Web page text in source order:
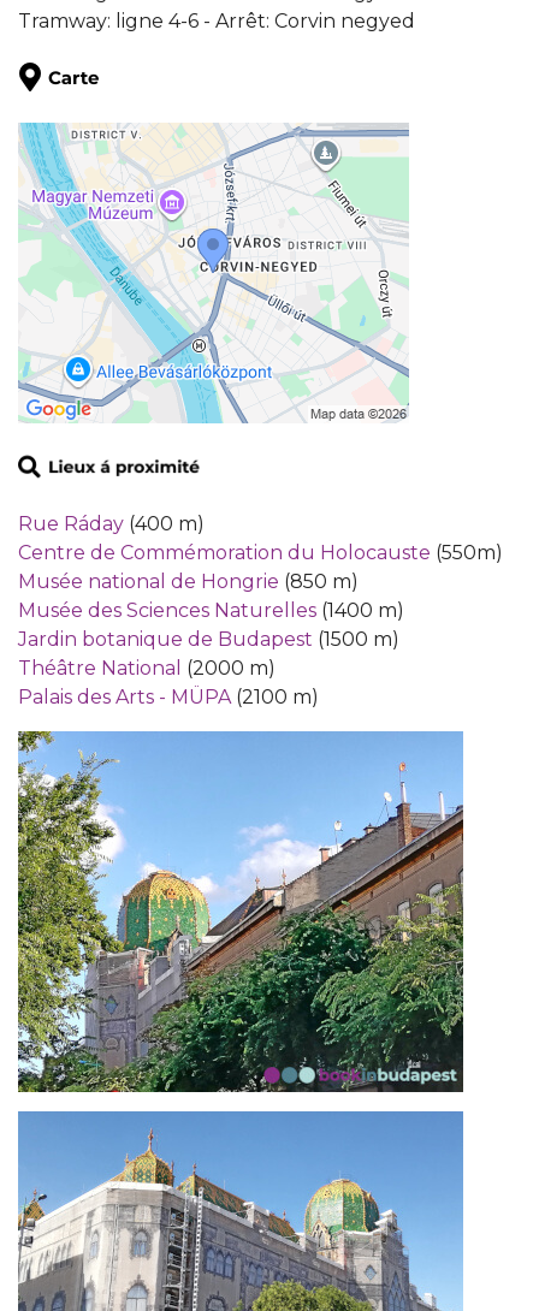
Tramway: ligne 4-6 - Arrêt: Corvin negyed
Rue Ráday (400 m)
Centre de Commémoration du Holocauste (550m)
Musée national de Hongrie (850 m)
Musée des Sciences Naturelles (1400 m)
Jardin botanique de Budapest (1500 m)
Théâtre National (2000 m)
Palais des Arts - MÜPA(2100 m)